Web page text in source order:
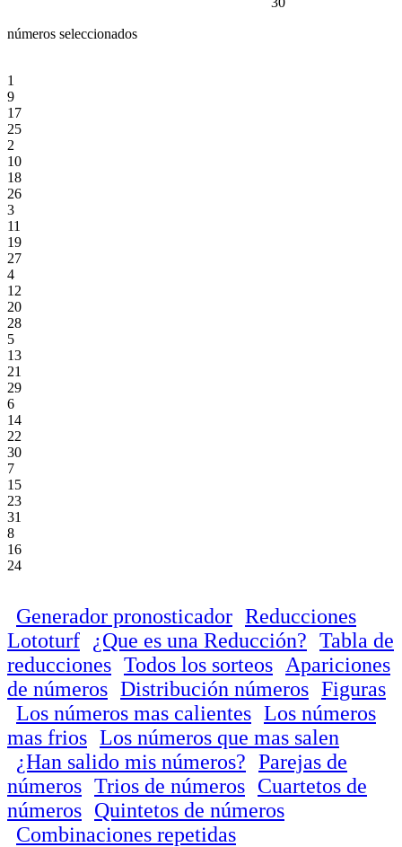
números seleccionados
1
9
17
25
2
10
18
26
3
11
19
27
4
12
20
28
5
13
21
29
6
14
22
30
7
15
23
31
8
16
24
Generador pronosticador Reducciones
Lototurf
¿Que es una Reducción? Tabla de
reducciones Todos los sorteos
Apariciones
de números Distribución números Figuras
Los números mas calientes Los números
mas frios Los números que mas salen
¿Han salido mis números? Parejas de
números Trios de números Cuartetos de
números Quintetos de números
Combinaciones repetidas